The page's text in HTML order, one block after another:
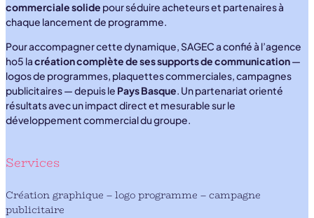
commerciale solide pour séduire acheteurs et partenaires à
chaque lancement de programme.
Pour accompagner cette dynamique, SAGEC a confié à l’agence
ho5 lacréation complète de ses supports de communication—
logos de programmes, plaquettes commerciales, campagnes
publicitaires — depuis le Pays Basque. Un partenariat orienté
résultats avec un impact direct et mesurable sur le
développement commercial du groupe.
Services
Création graphique – logo programme – campagne
publicitaire